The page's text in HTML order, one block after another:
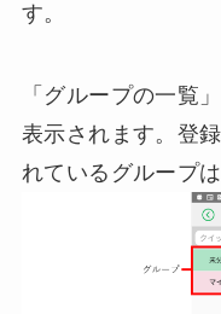
す。
「グループの一覧
表示されます。登
れているグループ